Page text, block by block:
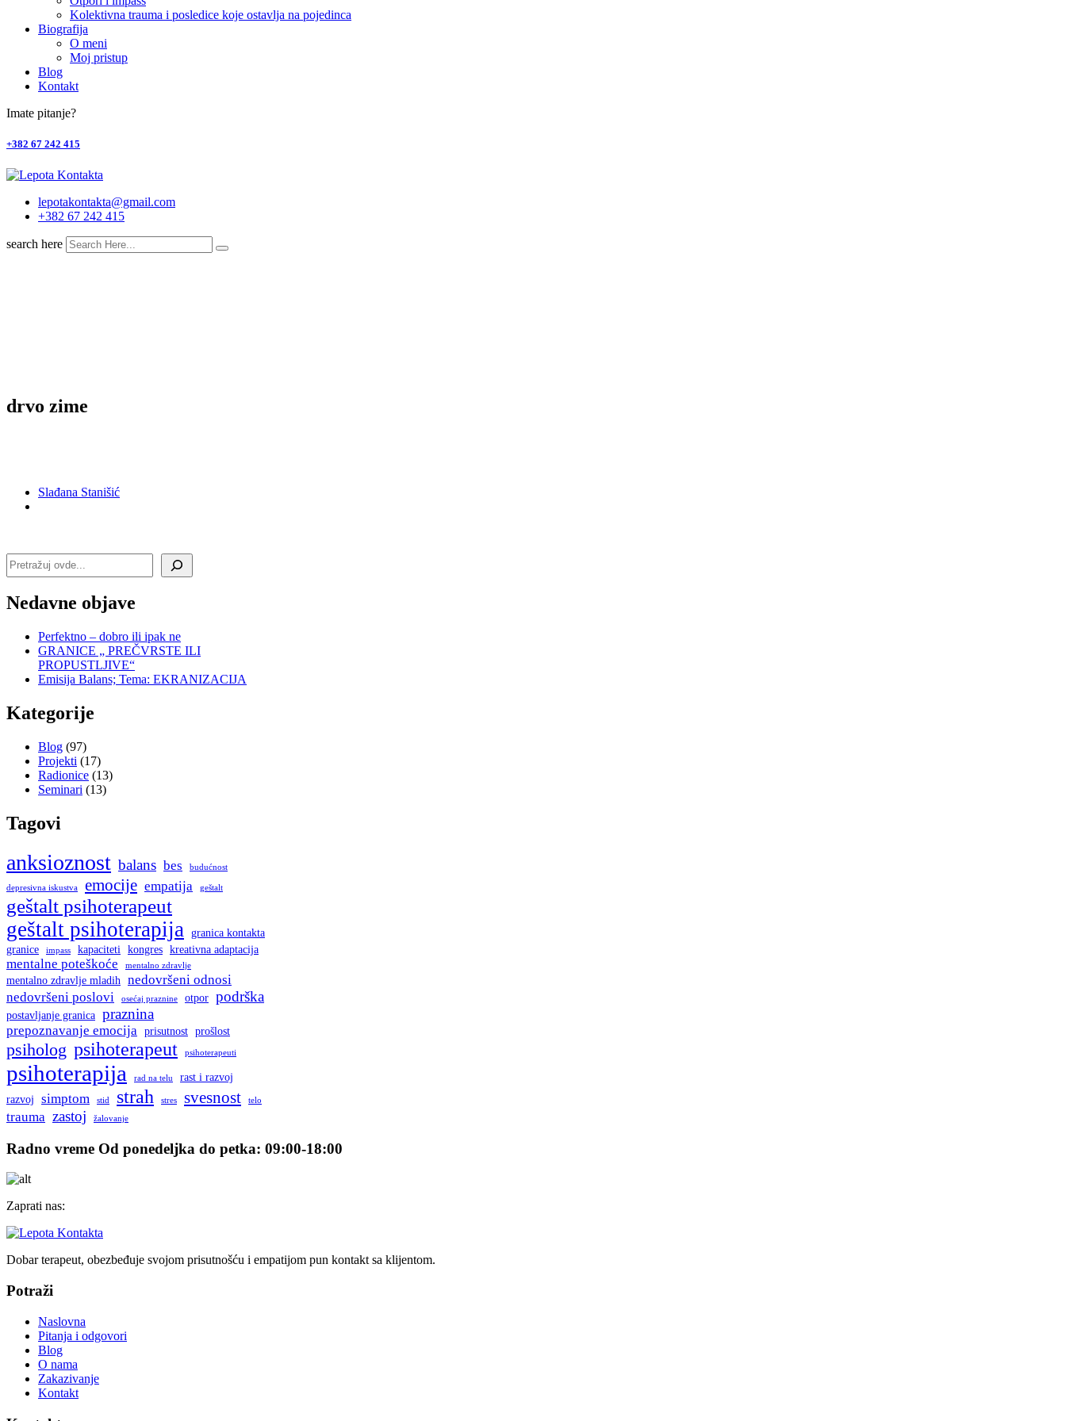
Kolektivna trauma i posledice koje ostavlja na pojedinca
Biografija
O meni
Moj pristup
Blog
Kontakt
Imate pitanje?
+382 67 242 415
lepotakontakta@gmail.com
+382 67 242 415
search here
drvo zime
Slađana Stanišić
Претрага
Nedavne objave
Perfektno – dobro ili ipak ne
GRANICE „ PREČVRSTE ILI
PROPUSTLJIVE“
Emisija Balans; Tema: EKRANIZACIJA
Kategorije
Blog (97)
Projekti (17)
Radionice (13)
Seminari (13)
Tagovi
anksioznost balans bes budućnost
depresivna iskustva emocije empatija geštalt
geštalt psihoterapeut
geštalt psihoterapija
granica kontakta
granice
impass kapaciteti kongres kreativna adaptacija
mentalne poteškoće mentalno zdravlje
mentalno zdravlje mladih
nedovršeni odnosi
nedovršeni poslovi
osećaj praznine otpor podrška
postavljanje granica praznina
prepoznavanje emocija prisutnost prošlost
psiholog psihoterapeut psihoterapeuti
psihoterapija rad na telu
rast i razvoj
razvoj
simptom stid strah stres svesnost telo
trauma zastoj žalovanje
Radno vreme Od ponedeljka do petka: 09:00-18:00
Zaprati nas:
Dobar terapeut, obezbeđuje svojom prisutnošću i empatijom pun kontakt sa klijentom.
Potraži
Naslovna
Pitanja i odgovori
Blog
O nama
Zakazivanje
Kontakt